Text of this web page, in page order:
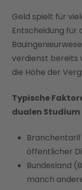
Geld spielt für
Entscheidung für
verdienst bereits
die Höhe der
Typische
dualen Studium
öffentlicher
Bundesland
manch